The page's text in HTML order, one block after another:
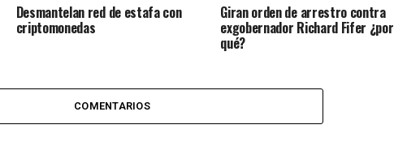
Desmantelan red de estafa con
criptomonedas
Giran orden de arrestro contra
exgobernador Richard Fifer ¿por
qué?
COMENTARIOS